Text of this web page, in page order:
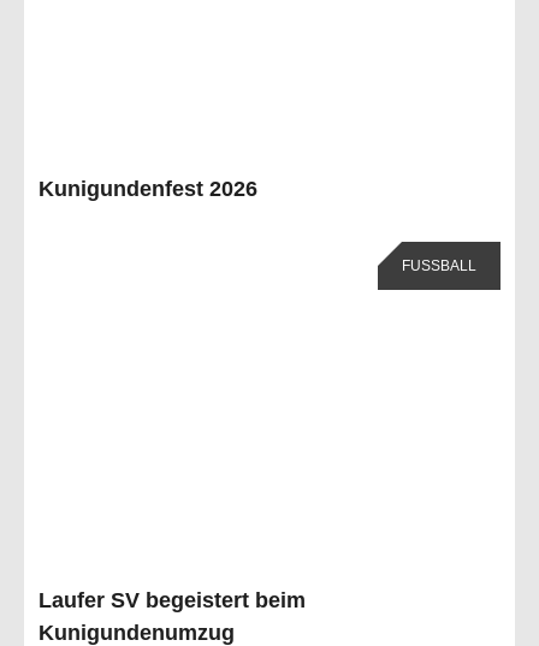
Kunigundenfest 2026
FUSSBALL
Laufer SV begeistert beim
Kunigundenumzug